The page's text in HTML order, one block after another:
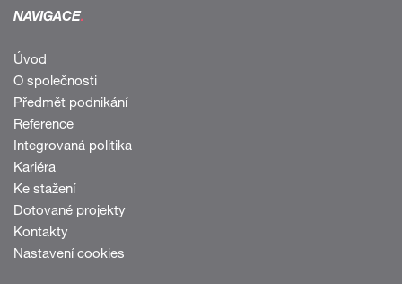
NAVIGACE.
Úvod
O společnosti
Předmět podnikání
Reference
Integrovaná politika
Kariéra
Ke stažení
Dotované projekty
Kontakty
Nastavení cookies